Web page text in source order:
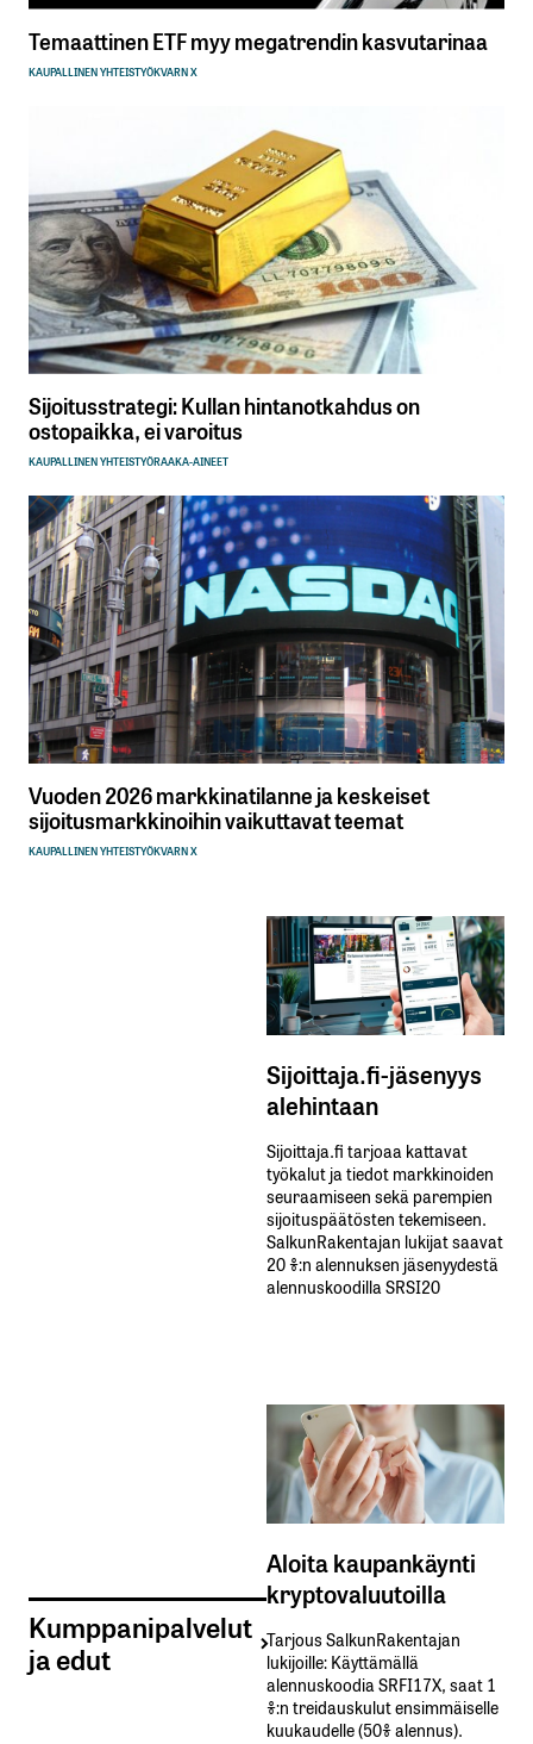
Temaattinen ETF myy megatrendin kasvutarinaa
KAUPALLINEN YHTEISTYÖKVARN X
Sijoitusstrategi: Kullan hintanotkahdus on
ostopaikka, ei varoitus
KAUPALLINEN YHTEISTYÖRAAKA-AINEET
Vuoden 2026 markkinatilanne ja keskeiset
sijoitusmarkkinoihin vaikuttavat teemat
KAUPALLINEN YHTEISTYÖKVARN X
Kumppanipalvelut
ja edut
Sijoittaja.fi-jäsenyys
alehintaan
Sijoittaja.fi tarjoaa kattavat
työkalut ja tiedot markkinoiden
seuraamiseen sekä parempien
sijoituspäätösten tekemiseen.
SalkunRakentajan lukijat saavat
20 %:n alennuksen jäsenyydestä
alennuskoodilla SRSI20
Aloita kaupankäynti
kryptovaluutoilla
Tarjous SalkunRakentajan
lukijoille: Käyttämällä​ ​
alennuskoodia​ ​SRFI17X,​ ​saat​ ​1
%:n treidauskulut​ ​ensimmäiselle​ ​
kuukaudelle​ ​(50%​ ​alennus).